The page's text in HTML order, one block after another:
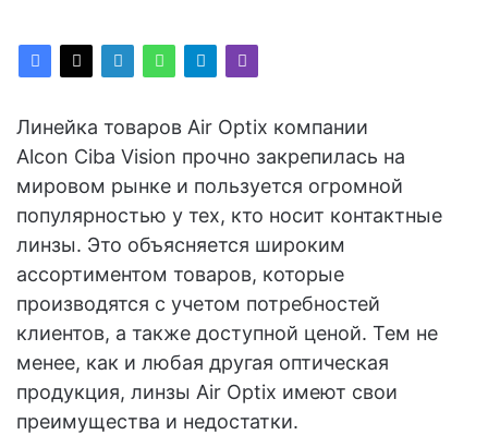
Линейка товаров Air Optix компании
Alcon Ciba Vision прочно закрепилась на
мировом рынке и пользуется огромной
популярностью у тех, кто носит контактные
линзы. Это объясняется широким
ассортиментом товаров, которые
производятся с учетом потребностей
клиентов, а также доступной ценой. Тем не
менее, как и любая другая оптическая
продукция, линзы Air Optix имеют свои
преимущества и недостатки.